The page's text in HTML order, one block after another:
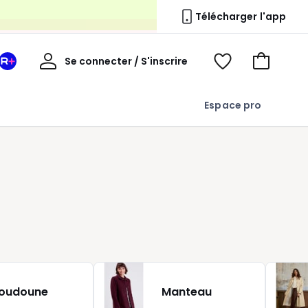
Télécharger l'app
Espace pro
Mon
Se connecter / S'inscrire
Mon
Voir
Voir
Manteau